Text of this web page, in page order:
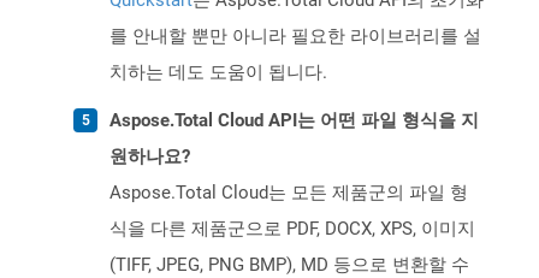
를 안내할 뿐만 아니라 필요한 라이브러리를 설
치하는 데도 도움이 됩니다.
Aspose.Total Cloud API는 어떤 파일 형식을 지
원하나요?
Aspose.Total Cloud는 모든 제품군의 파일 형
식을 다른 제품군으로 PDF, DOCX, XPS, 이미지
(TIFF, JPEG, PNG BMP), MD 등으로 변환할 수